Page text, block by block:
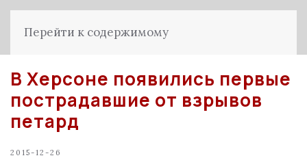
Перейти к содержимому
В Херсоне появились первые
пострадавшие от взрывов
петард
2015-12-26